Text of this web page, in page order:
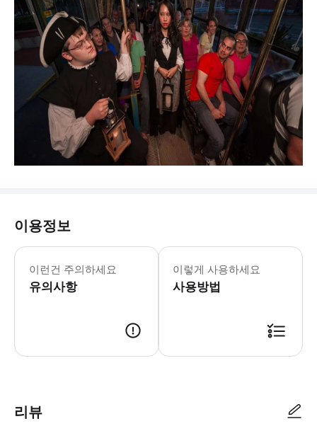
이용정보
이런건 주의하세요
유의사항
이렇게 사용하세요
사용방법
리뷰